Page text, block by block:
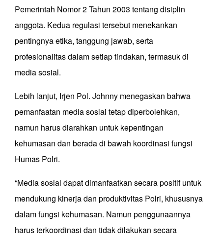
Pemerintah Nomor 2 Tahun 2003 tentang disiplin
anggota. Kedua regulasi tersebut menekankan
pentingnya etika, tanggung jawab, serta
profesionalitas dalam setiap tindakan, termasuk di
media sosial.
Lebih lanjut, Irjen Pol. Johnny menegaskan bahwa
pemanfaatan media sosial tetap diperbolehkan,
namun harus diarahkan untuk kepentingan
kehumasan dan berada di bawah koordinasi fungsi
Humas Polri.
“Media sosial dapat dimanfaatkan secara positif untuk
mendukung kinerja dan produktivitas Polri, khususnya
dalam fungsi kehumasan. Namun penggunaannya
harus terkoordinasi dan tidak dilakukan secara